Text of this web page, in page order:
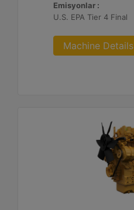
Emisyonlar :
U.S. EPA Tier 4 Final
Machine Details